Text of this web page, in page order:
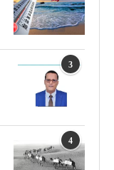
3
4